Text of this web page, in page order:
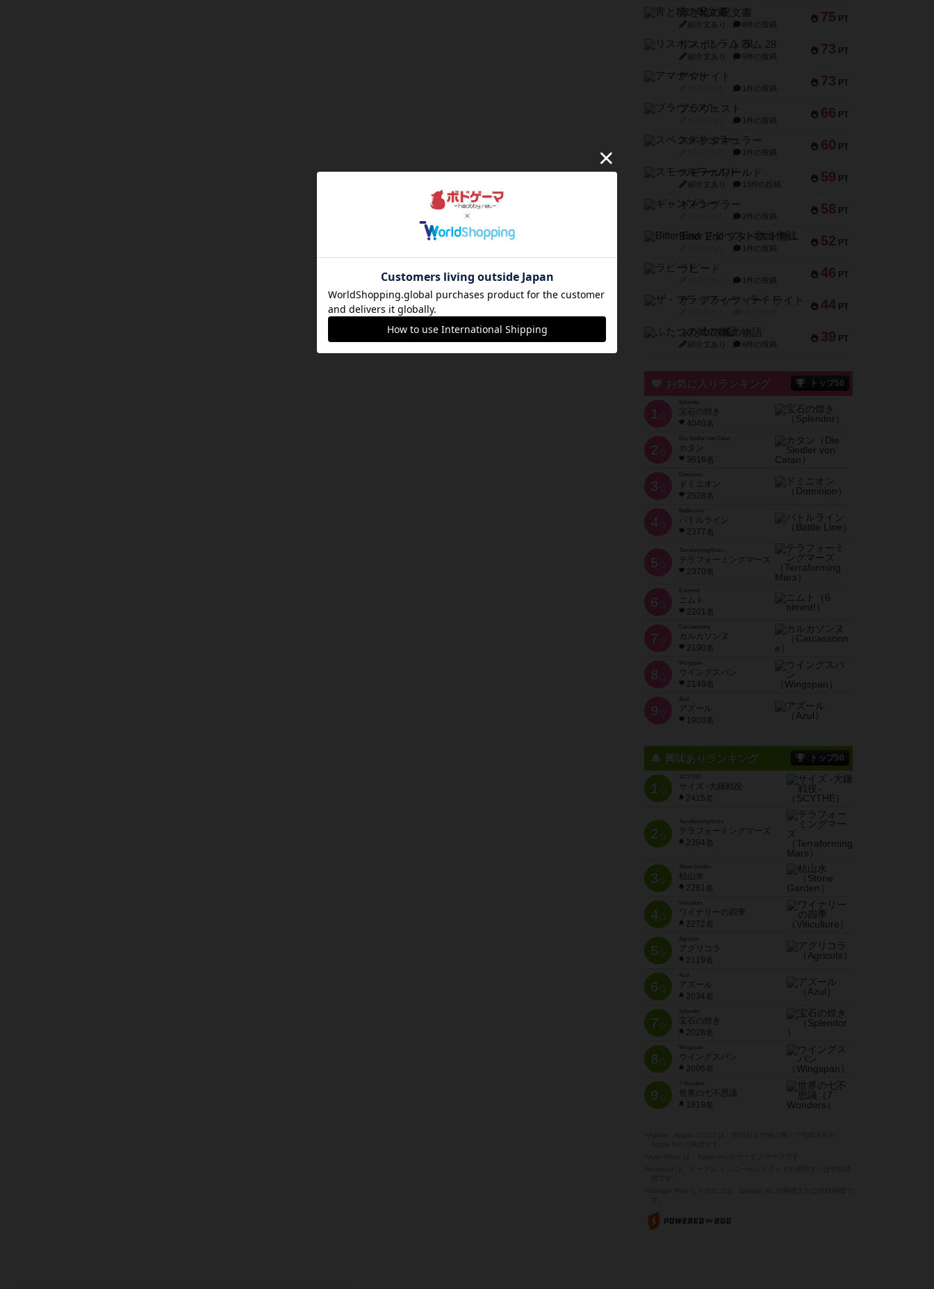
75 PT
宵と暁の呪文書
紹介文あり 8件の投稿
73 PT
リスボン・トラム 28
紹介文あり 9件の投稿
73 PT
アマナイト
1件の投稿
66 PT
ブラヴェスト
1件の投稿
60 PT
スペクタキュラー
1件の投稿
59 PT
スモールワールド
紹介文あり 13件の投稿
58 PT
ギャンブラー
2件の投稿
52 PT
Bitter End ブタペスト救出作戦
1件の投稿
46 PT
ラピード
1件の投稿
44 PT
ザ・フラッフィー・ライト
39 PT
ふたつの城の物語
紹介文あり 6件の投稿
お気に入りランキング トップ50
1 位
宝石の煌き
4040名
2 位
Die Siedler von Catan
カタン
3616名
3 位
ドミニオン
2528名
4位
Battle Line
バトルライン
2377名
5 位
Terraforming Mars
テラフォーミングマーズ
2370名
6 位
ニムト
2201名
7 位
Carcassonne
カルカソンヌ
2190名
8 位
Wingspan
ウイングスパン
2149名
9 位
Azul
アズール
1903名
興味ありランキング トップ50
1位
SCYTHE
サイズ -大鎌戦役-
2415名
2位
Terraforming Mars
テラフォーミングマーズ
2394名
3位
Stone Garden
枯山水
2281名
4位
Viticulture
ワイナリーの四季
2272名
5位
Agricola
アグリコラ
2119名
6位
Azul
アズール
2034名
7位
宝石の煌き
2028名
8位
Wingspan
ウイングスパン
2006名
9位
7 Wonders
世界の七不思議
1919名